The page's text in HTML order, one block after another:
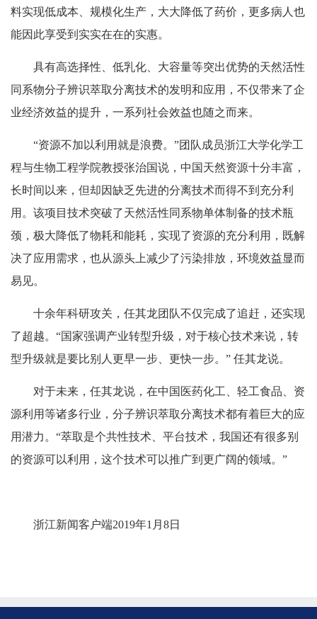
料实现低成本、规模化生产，大大降低了药价，更多病人也
能因此享受到实实在在的实惠。
具有高选择性、低乳化、大容量等突出优势的天然活性
同系物分子辨识萃取分离技术的发明和应用，不仅带来了企
业经济效益的提升，一系列社会效益也随之而来。
“资源不加以利用就是浪费。”团队成员浙江大学化学工
程与生物工程学院教授张治国说，中国天然资源十分丰富，
长时间以来，但却因缺乏先进的分离技术而得不到充分利
用。该项目技术突破了天然活性同系物单体制备的技术瓶
颈，极大降低了物耗和能耗，实现了资源的充分利用，既解
决了应用需求，也从源头上减少了污染排放，环境效益显而
易见。
十余年科研攻关，任其龙团队不仅完成了追赶，还实现
了超越。“国家强调产业转型升级，对于核心技术来说，转
型升级就是要比别人更早一步、更快一步。” 任其龙说。
对于未来，任其龙说，在中国医药化工、轻工食品、资
源利用等诸多行业，分子辨识萃取分离技术都有着巨大的应
用潜力。“萃取是个共性技术、平台技术，我国还有很多别
的资源可以利用，这个技术可以推广到更广阔的领域。”
浙江新闻客户端2019年1月8日